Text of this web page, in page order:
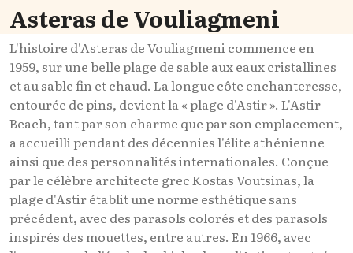
Asteras de Vouliagmeni
L'histoire d'Asteras de Vouliagmeni commence en
1959, sur une belle plage de sable aux eaux cristallines
et au sable fin et chaud. La longue côte enchanteresse,
entourée de pins, devient la « plage d'Astir ». L'Astir
Beach, tant par son charme que par son emplacement,
a accueilli pendant des décennies l'élite athénienne
ainsi que des personnalités internationales. Conçue
par le célèbre architecte grec Kostas Voutsinas, la
plage d'Astir établit une norme esthétique sans
précédent, avec des parasols colorés et des parasols
inspirés des mouettes, entre autres. En 1966, avec